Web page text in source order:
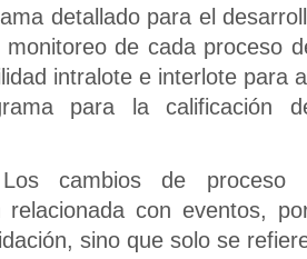
detallado para el
monitoreo de cada proceso
intralote e interlote para
para la calificación
Los cambios de proceso
relacionada con eventos,
sino que solo se